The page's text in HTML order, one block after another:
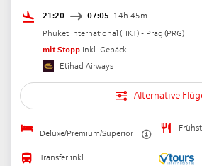
21:20 07:05 14h 45m
Phuket International (HKT) - Prag (PRG)
mit Stopp Inkl. Gepäck
Etihad Airways
Alternative
Deluxe/Premium/Superior
Transfer inkl.